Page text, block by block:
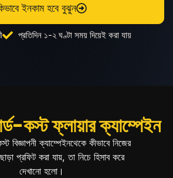
ইনকাম হবে বুঝুন
প্রতিদিন ১-২ ঘণ্টা সময় দিয়েই করা যায়
কস্ট ফ্লায়ার ক্যাম্পেইন
বিজ্ঞাপনী ক্যাম্পেইনথেকে কীভাবে নিজের
প্রফিট করা যায়, তা নিচে হিসাব করে
দেখানো হলো।